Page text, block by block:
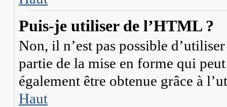
Puis-je utiliser de l’HTML ?
Non, il n’est pas possible
partie de la mise en forme qui
également être obtenue grâce à
Haut